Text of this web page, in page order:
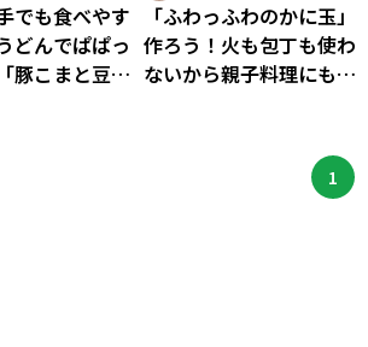
でも食べやす
どんでぱぱっ
豚こまと豆苗
「ふわっふわのかに玉」
作ろう！火も包丁も使わ
ないから親子料理にもぴ
1